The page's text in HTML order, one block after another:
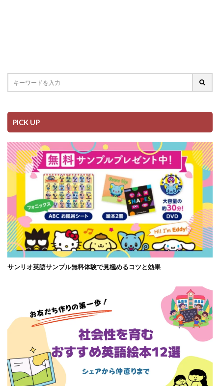
PICK UP
サンリオ英語サンプル無料体験で見極めるコツと効果